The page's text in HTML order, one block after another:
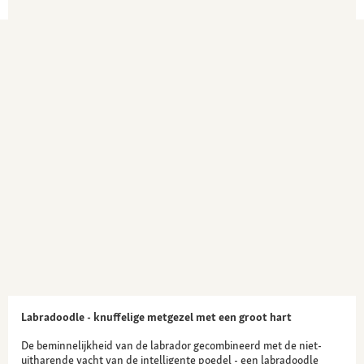
Labradoodle - knuffelige metgezel met een groot hart
De beminnelijkheid van de labrador gecombineerd met de niet-
uitharende vacht van de intelligente poedel - een labradoodle